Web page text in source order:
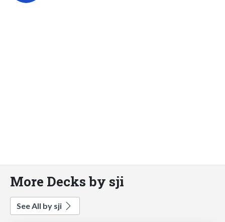
More Decks by sji
See All by sji